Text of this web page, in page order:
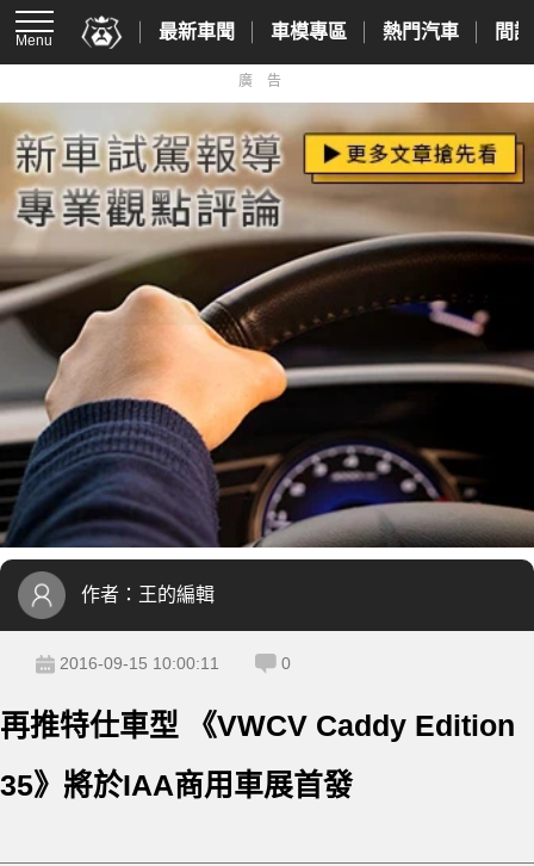
Menu 最新車聞 車模專區 熱門汽車 間
廣告
作者： 王的編輯
2016-09-15 10:00:11 0
再推特仕車型 《VWCV Caddy Edition
35》將於IAA商用車展首發